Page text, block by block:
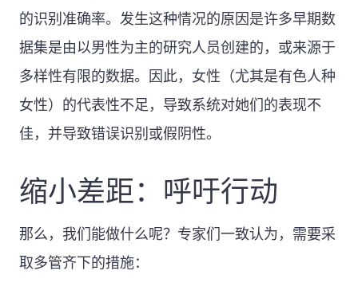
的识别准确率。发生这种情况的原因是许多早期数
据集是由以男性为主的研究人员创建的，或来源于
多样性有限的数据。因此，女性（尤其是有色人种
女性）的代表性不足，导致系统对她们的表现不
佳，并导致错误识别或假阴性。
缩小差距：呼吁行动
那么，我们能做什么呢？专家们一致认为，需要采
取多管齐下的措施：